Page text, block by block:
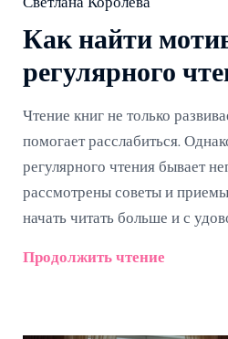
Светлана Королёва
Как найти
регулярного
Чтение книг не только
помогает расслабиться.
регулярного чтения бывает
рассмотрены советы и приемы
начать читать больше и с
Продолжить чтение